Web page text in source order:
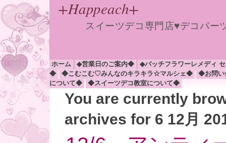
+Happeach+
スイーツデコ専門店♥デコパ
ホーム ◆営業日のご案内◆
◆バッチフラワーレメディ
◆
◆こむこむ♡みんなのキラキラ☆マルシェ◆
◆お問
について◆
◆スイーツデコ教室について◆
You are currently
archives for 6 12月